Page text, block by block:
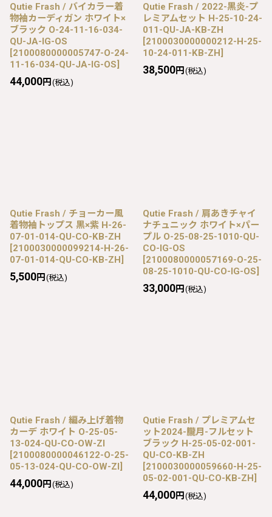
Qutie Frash / バイカラー着
物袖カーディガン ホワイト×
ブラック O-24-11-16-034-
QU-JA-IG-OS
[2100080000005747-O-24-
11-16-034-QU-JA-IG-OS]
44,000円 (税込)
Qutie Frash / 2022-黒炎-プ
レミアムセット H-25-10-24-
011-QU-JA-KB-ZH
[2100030000000212-H-25-
10-24-011-KB-ZH]
38,500円 (税込)
Qutie Frash / チョーカー風
着物袖トップス 黒×紫 H-26-
07-01-014-QU-CO-KB-ZH
[2100030000099214-H-26-
07-01-014-QU-CO-KB-ZH]
5,500円 (税込)
Qutie Frash / 肩あきチャイ
ナチュニック ホワイト×パー
プル O-25-08-25-1010-QU-
CO-IG-OS
[2100080000057169-O-25-
08-25-1010-QU-CO-IG-OS]
33,000円 (税込)
Qutie Frash / 編み上げ着物
カーデ ホワイト O-25-05-
13-024-QU-CO-OW-ZI
[2100080000046122-O-25-
05-13-024-QU-CO-OW-ZI]
44,000円 (税込)
Qutie Frash / プレミアムセ
ット2024-朧月-フルセット
ブラック H-25-05-02-001-
QU-CO-KB-ZH
[2100030000059660-H-25-
05-02-001-QU-CO-KB-ZH]
44,000円 (税込)